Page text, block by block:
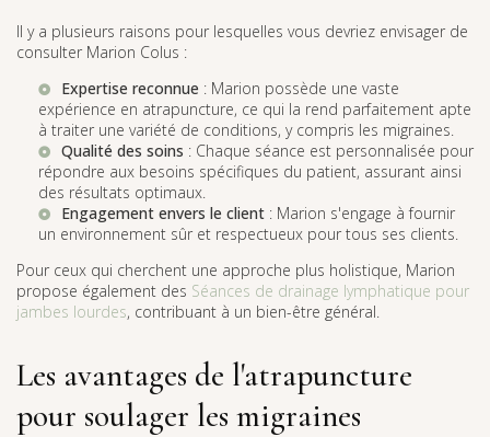
Il y a plusieurs raisons pour lesquelles vous devriez envisager de
consulter Marion Colus :
Expertise reconnue : Marion possède une vaste
expérience en atrapuncture, ce qui la rend parfaitement apte
à traiter une variété de conditions, y compris les migraines.
Qualité des soins : Chaque séance est personnalisée pour
répondre aux besoins spécifiques du patient, assurant ainsi
des résultats optimaux.
Engagement envers le client : Marion s'engage à fournir
un environnement sûr et respectueux pour tous ses clients.
Pour ceux qui cherchent une approche plus holistique, Marion
propose également des Séances de drainage lymphatique pour
jambes lourdes, contribuant à un bien-être général.
Les avantages de l'atrapuncture
pour soulager les migraines